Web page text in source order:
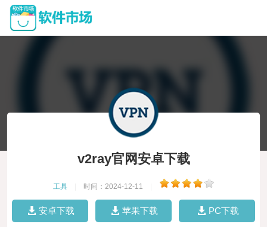
v2ray官网安卓下载
工具 时间：2024-12-11
安卓下载 苹果下载 PC下载